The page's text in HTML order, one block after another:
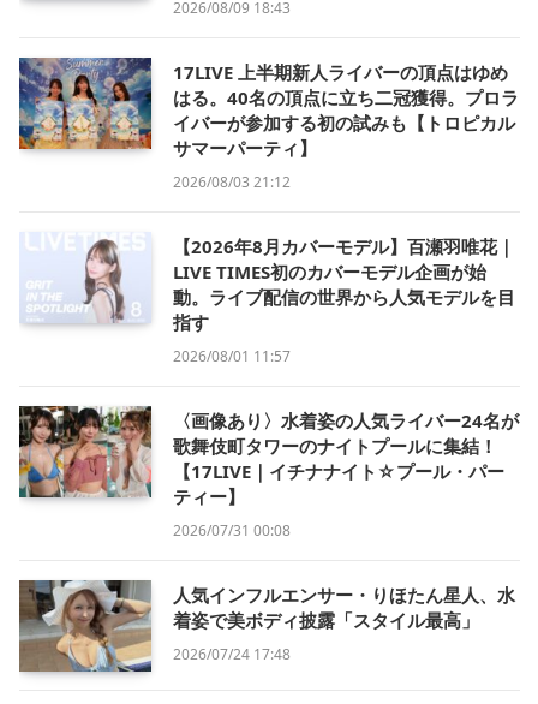
2026/08/09 18:43
17LIVE 上半期新人ライバーの頂点はゆめ
はる。40名の頂点に立ち二冠獲得。プロラ
イバーが参加する初の試みも【トロピカル
サマーパーティ】
2026/08/03 21:12
【2026年8月カバーモデル】百瀬羽唯花｜
LIVE TIMES初のカバーモデル企画が始
動。ライブ配信の世界から人気モデルを目
指す
2026/08/01 11:57
〈画像あり〉水着姿の人気ライバー24名が
歌舞伎町タワーのナイトプールに集結！
【17LIVE｜イチナナイト☆プール・パー
ティー】
2026/07/31 00:08
人気インフルエンサー・りほたん星人、水
着姿で美ボディ披露「スタイル最高」
2026/07/24 17:48